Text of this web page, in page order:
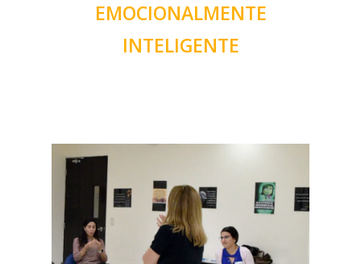
EMOCIONALMENTE
INTELIGENTE